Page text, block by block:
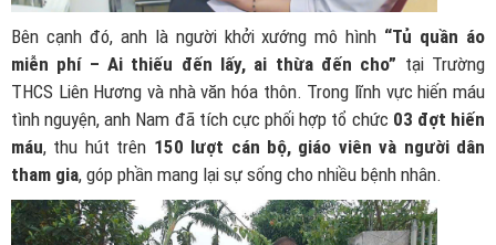
Bên cạnh đó, anh là người khởi xướng mô hình “Tủ quần áo
miễn phí – Ai thiếu đến lấy, ai thừa đến cho” tại Trường
THCS Liên Hương và nhà văn hóa thôn. Trong lĩnh vực hiến máu
tình nguyện, anh Nam đã tích cực phối hợp tổ chức 03 đợt hiến
máu, thu hút trên 150 lượt cán bộ, giáo viên và người dân
tham gia, góp phần mang lại sự sống cho nhiều bệnh nhân.